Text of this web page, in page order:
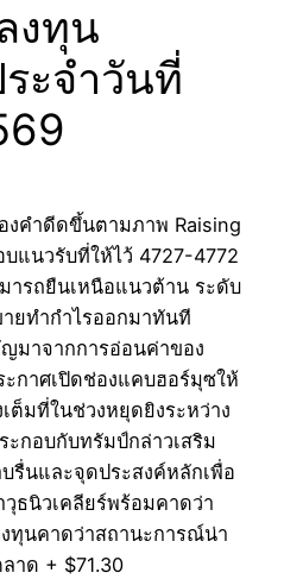
งทุน
ะจำวันที่
งคำดีดขึ้นตามภาพ Raising
แนวรับที่ให้ไว้ 4727-4772
ารถยืนเหนือแนวต้าน ระดับ
ยทำกำไรออกมาทันที
มาจากการอ่อนค่าของ
ะกาศเปิดช่องแคบฮอร์มุซให้
ต็มที่ในช่วงหยุดยิงระหว่าง
ะกอบกับทรัมป์กล่าวเสริม
รื่นและจุดประสงค์หลักเพื่อ
ธนิวเคลียร์พร้อมคาดว่า
ทุนคาดว่าสถานะการณ์น่า
าด + $71.30